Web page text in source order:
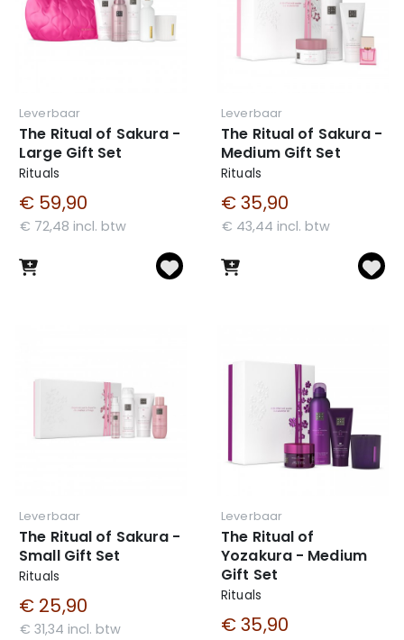
Leverbaar
The Ritual of Sakura -
Large Gift Set
Rituals
€ 59,90
€ 72,48 incl. btw
Leverbaar
The Ritual of Sakura -
Medium Gift Set
Rituals
€ 35,90
€ 43,44 incl. btw
Leverbaar
The Ritual of Sakura -
Small Gift Set
Rituals
€ 25,90
€ 31,34 incl. btw
Leverbaar
The Ritual of
Yozakura - Medium
Gift Set
Rituals
€ 35,90